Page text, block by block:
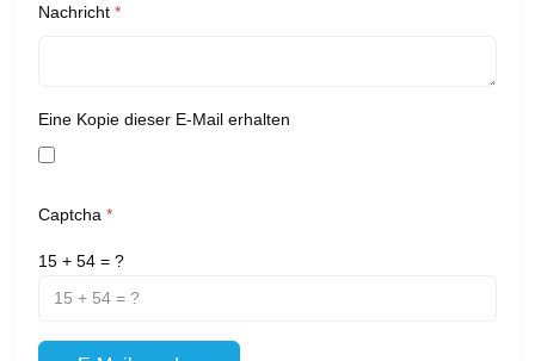
Nachricht *
Eine Kopie dieser E-Mail erhalten
Captcha *
15 + 54 = ?